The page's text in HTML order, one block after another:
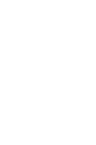
王祖一,刘畅,杨钧丞,杨